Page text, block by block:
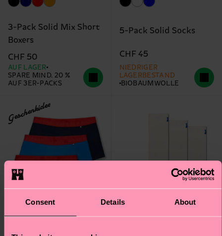
Consent Details About
3-Pack Solid Mix Short
Boxers
CHF 50
AUF LAGER
SPARE MIND. 20 %
AUF 3ER-PACKS
5-Pack Solid Socks
CHF 45
NIEDRIGER
LAGERBESTAND
BIOBAUMWOLLE
Geschenkidee